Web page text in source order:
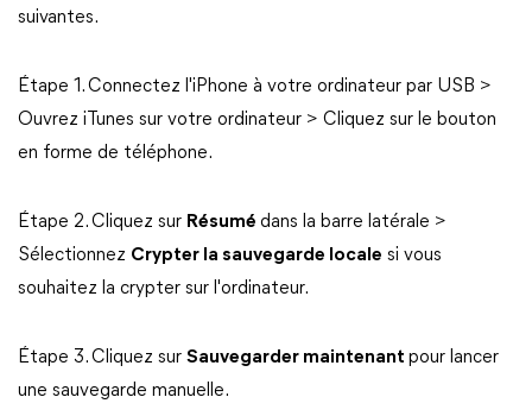
suivantes.
Étape 1. Connectez l'iPhone à votre ordinateur par USB >
Ouvrez iTunes sur votre ordinateur > Cliquez sur le bouton
en forme de téléphone.
Étape 2. Cliquez sur Résumé dans la barre latérale >
Sélectionnez Crypter la sauvegarde locale si vous
souhaitez la crypter sur l'ordinateur.
Étape 3. Cliquez sur Sauvegarder maintenant pour lancer
une sauvegarde manuelle.